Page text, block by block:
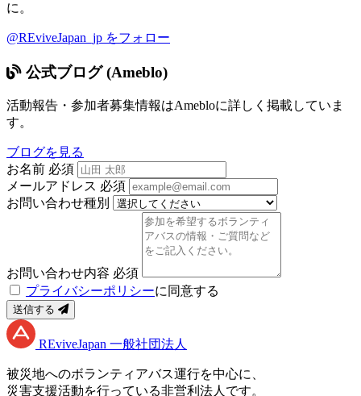
に。
@REviveJapan_jp をフォロー
公式ブログ (Ameblo)
活動報告・参加者募集情報はAmebloに詳しく掲載していま
す。
ブログを見る
お名前 必須
メールアドレス 必須
お問い合わせ種別
お問い合わせ内容 必須
プライバシーポリシーに同意する
送信する
REviveJapan 一般社団法人
被災地へのボランティアバス運行を中心に、
災害支援活動を行っている非営利法人です。